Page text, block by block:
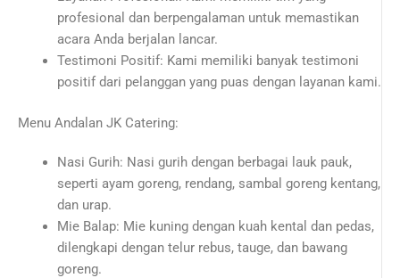
profesional dan berpengalaman untuk memastikan
acara Anda berjalan lancar.
Testimoni Positif: Kami memiliki banyak testimoni
positif dari pelanggan yang puas dengan layanan kami.
Menu Andalan JK Catering:
Nasi Gurih: Nasi gurih dengan berbagai lauk pauk,
seperti ayam goreng, rendang, sambal goreng kentang,
dan urap.
Mie Balap: Mie kuning dengan kuah kental dan pedas,
dilengkapi dengan telur rebus, tauge, dan bawang
goreng.